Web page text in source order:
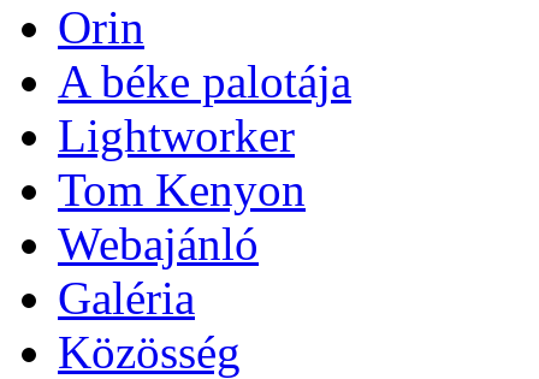
Orin
A béke palotája
Lightworker
Tom Kenyon
Webajánló
Galéria
Közösség